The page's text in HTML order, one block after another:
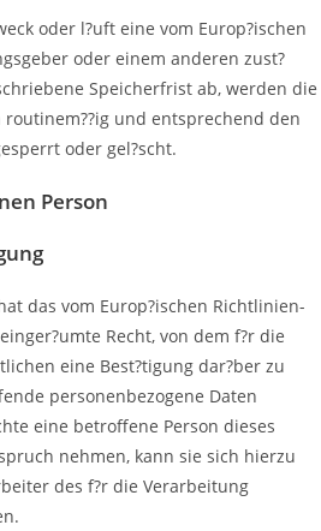
oder l?uft eine vom Europ?ischen
oder einem anderen zust?
Speicherfrist ab, werden die
und entsprechend den
oder gel?scht.
Person
das vom Europ?ischen Richtlinien-
Recht, von dem f?r die
eine Best?tigung dar?ber zu
personenbezogene Daten
eine betroffene Person dieses
nehmen, kann sie sich hierzu
des f?r die Verarbeitung